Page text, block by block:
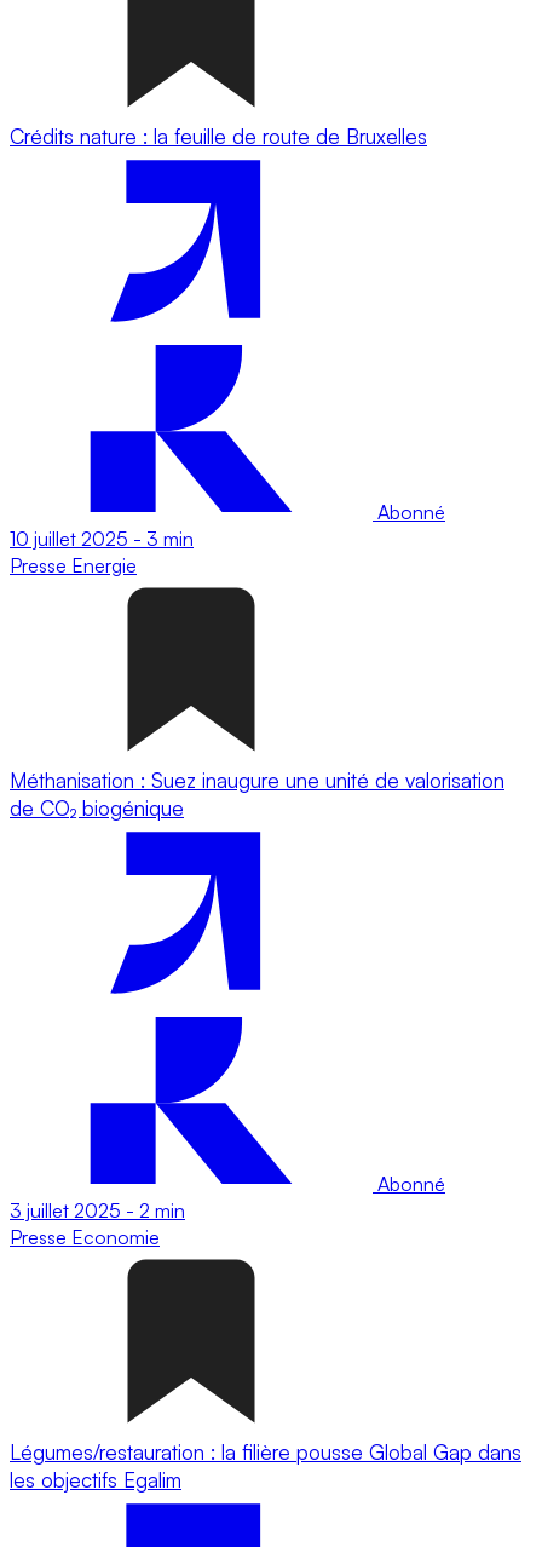
Crédits nature : la feuille de route de Bruxelles
Abonné
10 juillet 2025 - 3 min
Presse Energie
Méthanisation : Suez inaugure une unité de valorisation
de CO₂ biogénique
Abonné
3 juillet 2025 - 2 min
Presse Economie
Légumes/restauration : la filière pousse Global Gap dans
les objectifs Egalim